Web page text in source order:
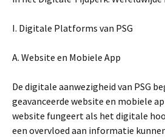
I. Digitale Platforms van PSG
A. Website en Mobiele App
De digitale aanwezigheid van PSG
geavanceerde website en mobiele
website fungeert als het digitale
een overvloed aan informatie